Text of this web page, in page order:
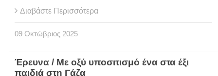
Διαβάστε Περισσότερα
09 Οκτώβριος 2025
Έρευνα / Με οξύ υποσιτισμό ένα στα έξι
παιδιά στη Γάζα